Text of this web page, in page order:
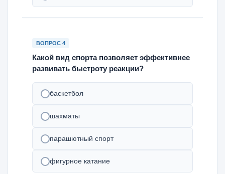
ВОПРОС 4
Какой вид спорта позволяет эффективнее
развивать быстроту реакции?
баскетбол
шахматы
парашютный спорт
фигурное катание